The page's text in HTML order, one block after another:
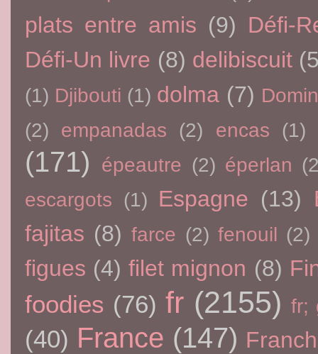
plats entre amis (9) Défi-
Défi-Un livre (8) delibiscuit
(1) Djibouti (1) dolma (7)
(2) empanadas (2) encas (1)
(171) épeautre (2) éperlan
escargots (1) Espagne (13)
fajitas (8) farce (2) fenouil (2)
figues (4) filet mignon (8)
foodies (76) fr (2155) fr;
(40) France (147)